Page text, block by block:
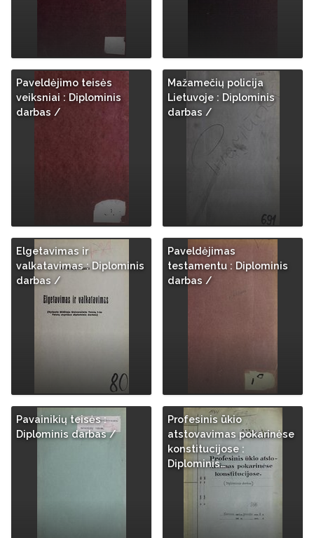
Paveldėjimo teisės
veiksniai : Diplominis
darbas /
Mažamečių policija
Lietuvoje : Diplominis
darbas /
Elgetavimas ir
valkatavimas : Diplominis
darbas /
Paveldėjimas
testamentu : Diplominis
darbas /
Pavainikių teisės :
Diplominis darbas /
Profesinis ūkio
atstovavimas pokarinėse
konstitucijose :
Diplominis…